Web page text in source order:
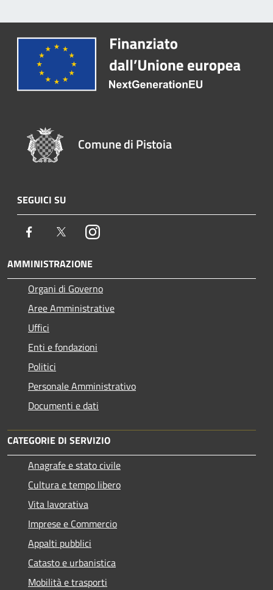
Comune di Pistoia
SEGUICI SU
Facebook TwitterInstagram
AMMINISTRAZIONE
Organi di Governo
Aree Amministrative
Uffici
Enti e fondazioni
Politici
Personale Amministrativo
Documenti e dati
CATEGORIE DI SERVIZIO
Anagrafe e stato civile
Cultura e tempo libero
Vita lavorativa
Imprese e Commercio
Appalti pubblici
Catasto e urbanistica
Mobilità e trasporti